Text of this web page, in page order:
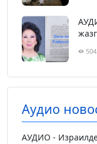
Аудио
АУДИО -